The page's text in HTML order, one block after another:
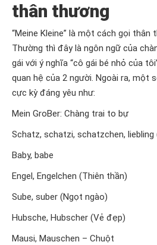
thân thương
“Meine Kleine” là một cách gọi
Thường thì đây là ngôn ngữ của
gái với ý nghĩa “cô gái bé nhỏ của
quan hệ của 2 người. Ngoài ra, một
cực kỳ đáng yêu như:
Mein GroBer: Chàng trai to bự
Schatz, schatzi, schatzchen, liebling
Baby, babe
Engel, Engelchen (Thiên thần)
Sube, suber (Ngọt ngào)
Hubsche, Hubscher (Vẻ đẹp)
Mausi, Mauschen – Chuột